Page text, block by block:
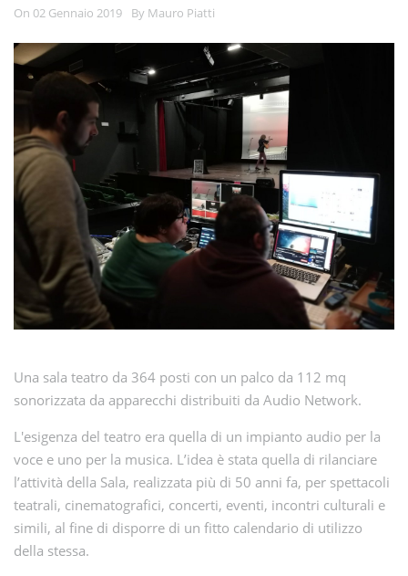
On 02 Gennaio 2019 By Mauro Piatti
Una sala teatro da 364 posti con un palco da 112 mq
sonorizzata da apparecchi distribuiti da Audio Network.
L'esigenza del teatro era quella di un impianto audio per la
voce e uno per la musica. L’idea è stata quella di rilanciare
l’attività della Sala, realizzata più di 50 anni fa, per spettacoli
teatrali, cinematografici, concerti, eventi, incontri culturali e
simili, al fine di disporre di un fitto calendario di utilizzo
della stessa.